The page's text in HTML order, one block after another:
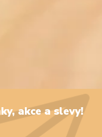
akce a slevy!